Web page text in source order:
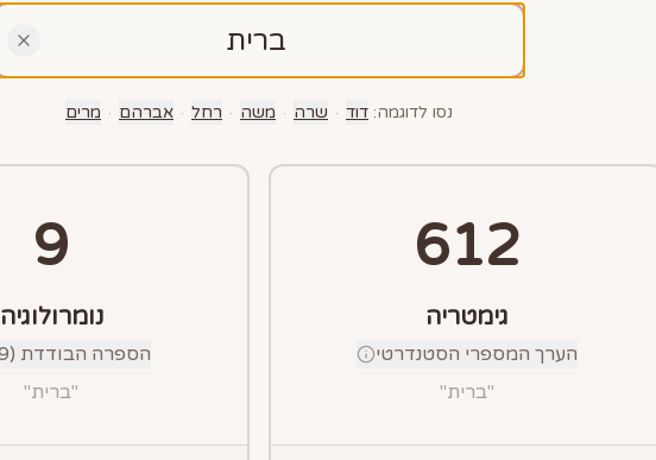
נסו לדוגמה: דוד · שרה · משה · רחל · אברהם · מרים
612
גימטריה
הערך המספרי הסטנדרטי
"ברית"
9
נומרולוגיה
הספרה הבודדת (1-9)
"ברית"